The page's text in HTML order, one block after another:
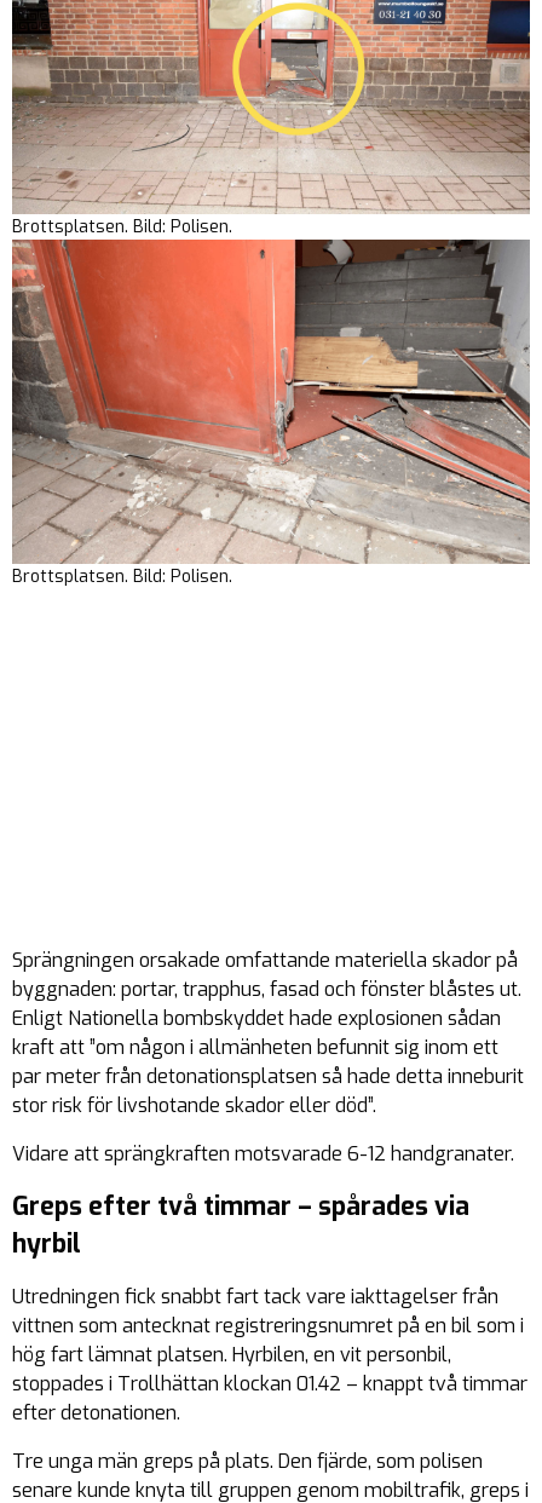
Brottsplatsen. Bild: Polisen.
Brottsplatsen. Bild: Polisen.
Sprängningen orsakade omfattande materiella skador på
byggnaden: portar, trapphus, fasad och fönster blåstes ut.
Enligt Nationella bombskyddet hade explosionen sådan
kraft att ”om någon i allmänheten befunnit sig inom ett
par meter från detonationsplatsen så hade detta inneburit
stor risk för livshotande skador eller död”.
Vidare att sprängkraften motsvarade 6-12 handgranater.
Greps efter två timmar – spårades via
hyrbil
Utredningen fick snabbt fart tack vare iakttagelser från
vittnen som antecknat registreringsnumret på en bil som i
hög fart lämnat platsen. Hyrbilen, en vit personbil,
stoppades i Trollhättan klockan 01.42 – knappt två timmar
efter detonationen.
Tre unga män greps på plats. Den fjärde, som polisen
senare kunde knyta till gruppen genom mobiltrafik, greps i